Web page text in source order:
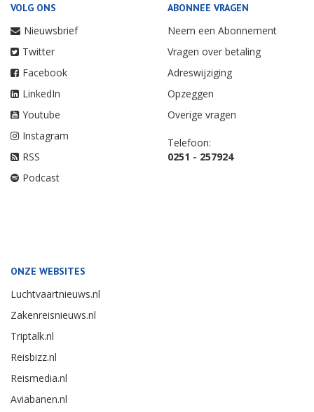
VOLG ONS
Nieuwsbrief
Twitter
Facebook
LinkedIn
Youtube
Instagram
RSS
Podcast
ABONNEE VRAGEN
Neem een Abonnement
Vragen over betaling
Adreswijziging
Opzeggen
Overige vragen
Telefoon:
0251 - 257924
ONZE WEBSITES
Luchtvaartnieuws.nl
Zakenreisnieuws.nl
Triptalk.nl
Reisbizz.nl
Reismedia.nl
Aviabanen.nl